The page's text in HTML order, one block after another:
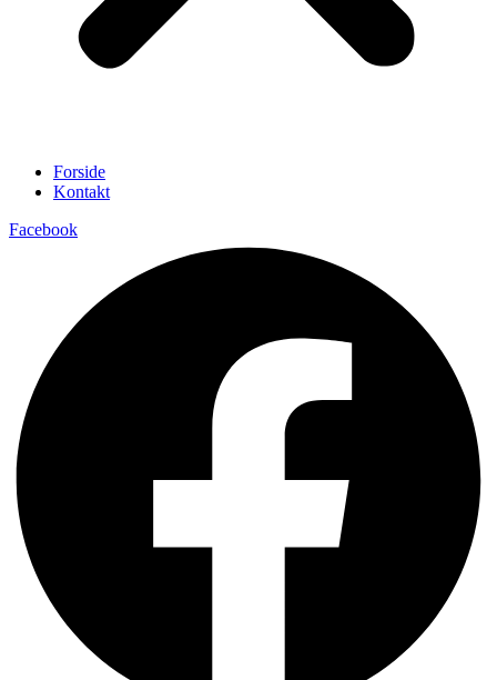
Forside
Kontakt
Facebook